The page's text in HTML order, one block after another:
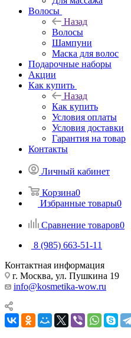
Волосы
Назад
Волосы
Шампуни
Маска для волос
Подарочные наборы
Акции
Как купить
Назад
Как купить
Условия оплаты
Условия доставки
Гарантия на товар
Контакты
Личный кабинет
Корзина0
Избранные товары0
Сравнение товаров0
8 (985) 663-51-11
Контактная информация
г. Москва, ул. Пушкина 19
info@kosmetika-wow.ru